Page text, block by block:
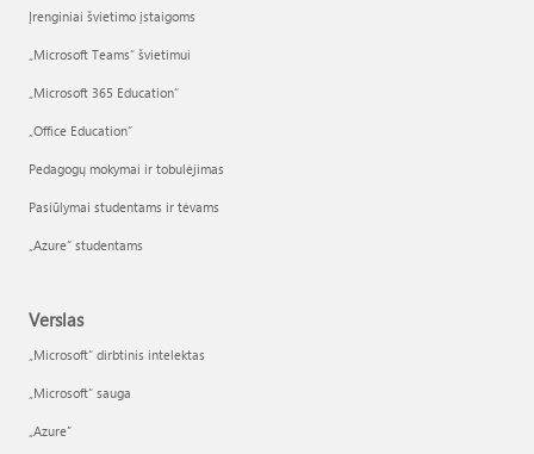
Įrenginiai švietimo įstaigoms
„Microsoft Teams“ švietimui
„Microsoft 365 Education“
„Office Education“
Pedagogų mokymai ir tobulėjimas
Pasiūlymai studentams ir tėvams
„Azure“ studentams
Verslas
„Microsoft“ dirbtinis intelektas
„Microsoft“ sauga
„Azure”